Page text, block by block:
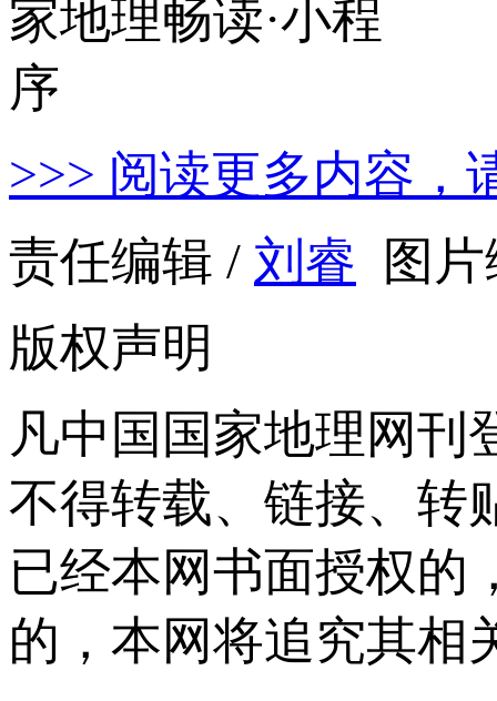
>>> 阅读更多内容，
责任编辑 / 刘睿 图
版权声明
凡中国国家地理网刊
不得转载、链接、转
已经本网书面授权的
的，本网将追究其相